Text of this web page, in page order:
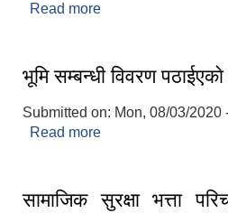
Read more
भूमि सम्बन्धी विवरण
Submitted on: Mon, 08/03/2020
Read more
सामाजिक सुरक्षा भत्ता